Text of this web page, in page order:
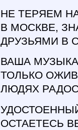
НЕ ТЕРЯЕМ
В МОСКВЕ,
ДРУЗЬЯМИ В
ВАША
ТОЛЬКО
ЛЮДЯХ
ОСТАЕТЕСЬ